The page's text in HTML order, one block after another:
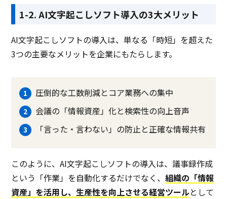
1-2. AI文字起こしソフト導入の3大メリット
AI文字起こしソフトの導入は、単なる「時短」を超えた
3つの主要なメリットを企業にもたらします。
圧倒的な工数削減とコア業務への集中
会議の「情報資産」化と検索性の向上音声
「言った・言わない」の防止と正確な情報共有
このように、AI文字起こしソフトの導入は、議事録作成
という「作業」を自動化するだけでなく、組織の「情報
資産」を活用し、生産性を向上させる経営ツールとして